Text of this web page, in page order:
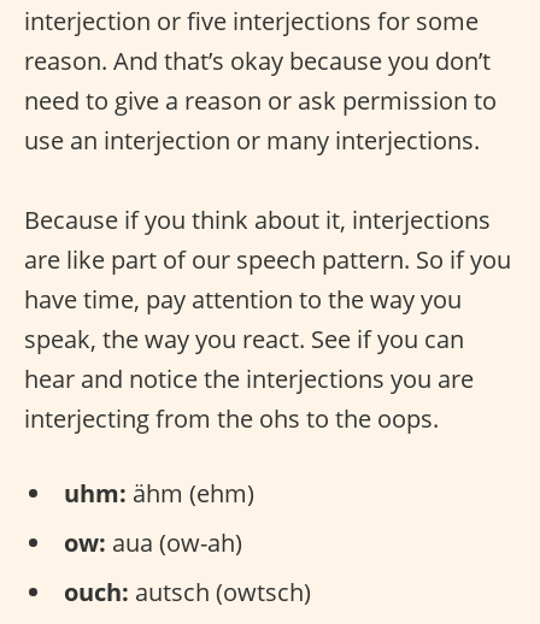
interjection or five interjections for some
reason. And that’s okay because you don’t
need to give a reason or ask permission to
use an interjection or many interjections.
Because if you think about it, interjections
are like part of our speech pattern. So if you
have time, pay attention to the way you
speak, the way you react. See if you can
hear and notice the interjections you are
interjecting from the ohs to the oops.
uhm: ähm (ehm)
ow: aua (ow-ah)
ouch: autsch (owtsch)